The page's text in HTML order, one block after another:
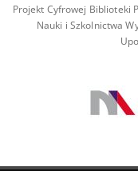
Projekt Cyfrowej Biblioteki
Nauki i Szkolnictwa